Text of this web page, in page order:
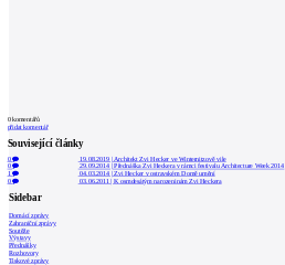
0komentářů
přidat komentář
Související články
0 19.08.2019 | Architekt Zvi Hecker ve Winternitzově vile
0 29.09.2014 Přednáška Zvi Heckera v rámci festivalu Architecture Week 2014
1 04.03.2014 |Zvi Hecker v ostravském Domě umění
0 03.06.2011 | K osmdesátým narozeninám Zvi Heckera
Sidebar
Domácí zprávy
Zahraniční zprávy
Soutěže
Výstavy
Přednášky
Rozhovory
Tiskové zprávy